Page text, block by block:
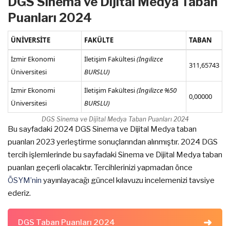
Puanları 2024
ÜNİVERSİTE FAKÜLTE TABAN
İzmir Ekonomi
Üniversitesi
İletişim Fakültesi(İngilizce
BURSLU)
311,65743
İzmir Ekonomi
Üniversitesi
İletişim Fakültesi(İngilizce %50
BURSLU)
0,00000
DGS Sinema ve Dijital Medya Taban Puanları 2024
Bu sayfadaki 2024 DGS Sinema ve Dijital Medya taban
puanları 2023 yerleştirme sonuçlarından alınmıştır. 2024 DGS
tercih işlemlerinde bu sayfadaki Sinema ve Dijital Medya taban
puanları geçerli olacaktır. Tercihlerinizi yapmadan önce
ÖSYM’nin yayınlayacağı güncel kılavuzu incelemenizi tavsiye
ederiz.
DGS Taban Puanları 2024